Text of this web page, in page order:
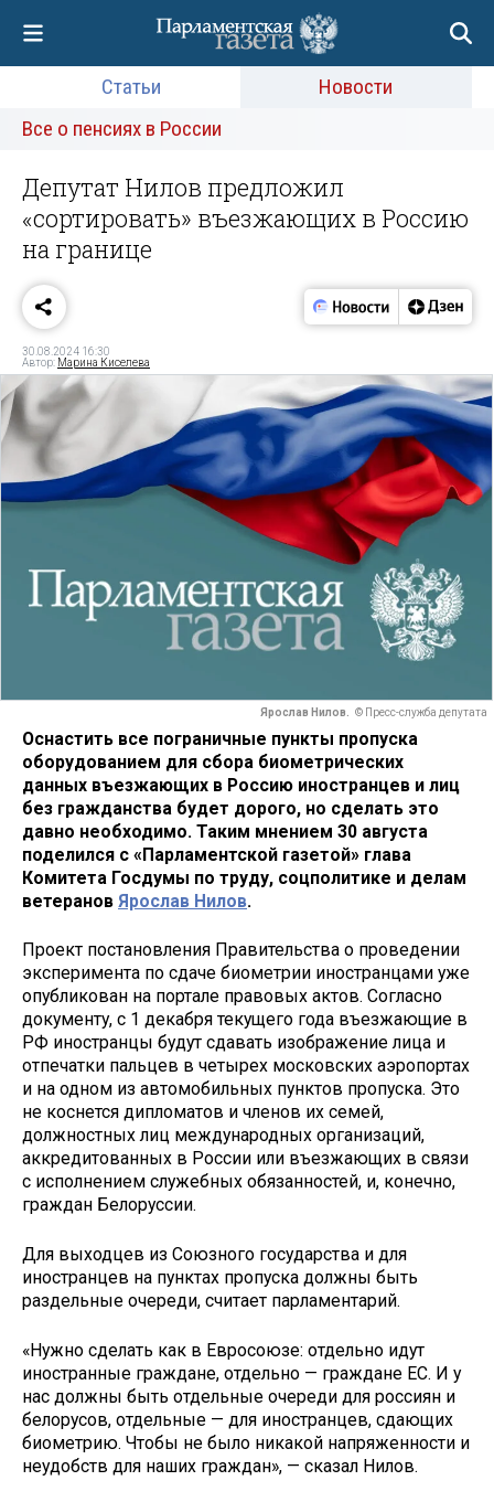
Статьи
Новости
Все о пенсиях в России
Депутат Нилов предложил
«сортировать» въезжающих в Россию
на границе
30.08.2024 16:30
Автор: Марина Киселева
Ярослав Нилов. © Пресс-служба депутата
Оснастить все пограничные пункты пропуска
оборудованием для сбора биометрических
данных въезжающих в Россию иностранцев и лиц
без гражданства будет дорого, но сделать это
давно необходимо. Таким мнением 30 августа
поделился с «Парламентской газетой» глава
Комитета Госдумы по труду, соцполитике и делам
ветеранов Ярослав Нилов.
Проект постановления Правительства о проведении
эксперимента по сдаче биометрии иностранцами уже
опубликован на портале правовых актов. Согласно
документу, с 1 декабря текущего года въезжающие в
РФ иностранцы будут сдавать изображение лица и
отпечатки пальцев в четырех московских аэропортах
и на одном из автомобильных пунктов пропуска. Это
не коснется дипломатов и членов их семей,
должностных лиц международных организаций,
аккредитованных в России или въезжающих в связи
с исполнением служебных обязанностей, и, конечно,
граждан Белоруссии.
Для выходцев из Союзного государства и для
иностранцев на пунктах пропуска должны быть
раздельные очереди, считает парламентарий.
«Нужно сделать как в Евросоюзе: отдельно идут
иностранные граждане, отдельно — граждане ЕС. И у
нас должны быть отдельные очереди для россиян и
белорусов, отдельные — для иностранцев, сдающих
биометрию. Чтобы не было никакой напряженности и
неудобств для наших граждан», — сказал Нилов.